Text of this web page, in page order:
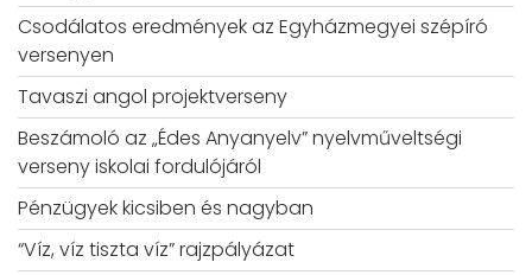
Csodálatos eredmények az Egyházmegyei szépíró
versenyen
Tavaszi angol projektverseny
Beszámoló az „Édes Anyanyelv” nyelvműveltségi
verseny iskolai fordulójáról
Pénzügyek kicsiben és nagyban
“Víz, víz tiszta víz” rajzpályázat